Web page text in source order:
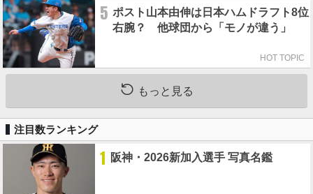
5 ポスト山本由伸は日本ハムドラフト8位
右腕？ 他球団から「モノが違う」
HOT TOPIC
もっと見る
注目数ランキング
1 阪神・2026新加入選手 写真名鑑